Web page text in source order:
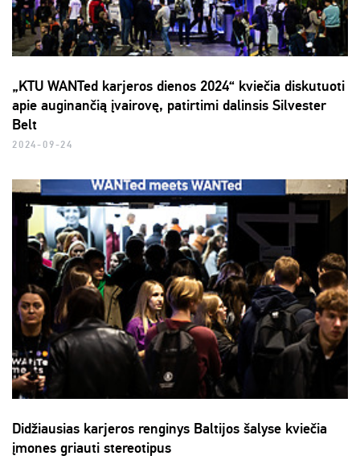
„KTU WANTed karjeros dienos 2024“ kviečia diskutuoti
apie auginančią įvairovę, patirtimi dalinsis Silvester
Belt
2024-09-24
Didžiausias karjeros renginys Baltijos šalyse kviečia
įmones griauti stereotipus